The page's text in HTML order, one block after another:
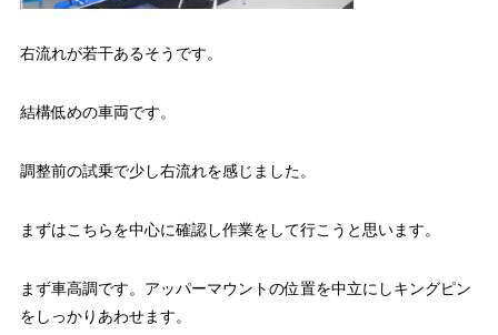
右流れが若干あるそうです。
結構低めの車両です。
調整前の試乗で少し右流れを感じました。
まずはこちらを中心に確認し作業をして行こうと思います。
まず車高調です。アッパーマウントの位置を中立にしキングピン
をしっかりあわせます。